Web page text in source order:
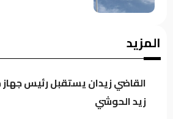
الموسوي: الكتل
المزيد
القاضي زيدان يستقبل رئيس
زيد الحوشي